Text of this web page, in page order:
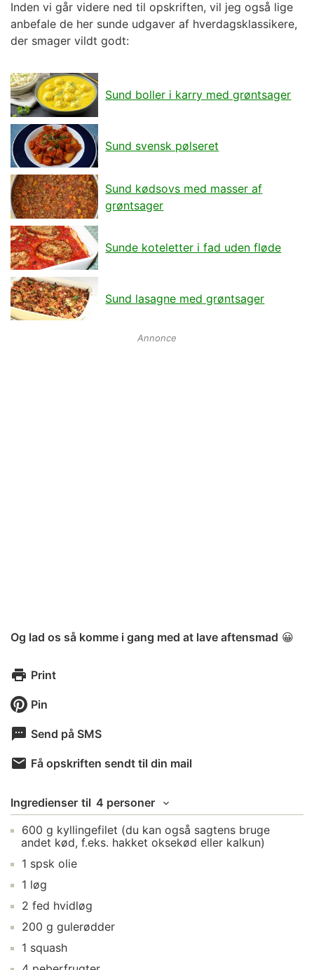
Inden vi går videre ned til opskriften, vil jeg også lige
anbefale de her sunde udgaver af hverdagsklassikere,
der smager vildt godt:
Sund boller i karry med grøntsager
Sund svensk pølseret
Sund kødsovs med masser af
grøntsager
Sunde koteletter i fad uden fløde
Sund lasagne med grøntsager
Annonce
Og lad os så komme i gang med at lave aftensmad 😀
Print
Pin
Send på SMS
Få opskriften sendt til din mail
Ingredienser til 4 personer
600 g kyllingefilet (du kan også sagtens bruge
andet kød, f.eks. hakket oksekød eller kalkun)
1 spsk olie
1 løg
2 fed hvidløg
200 g gulerødder
1 squash